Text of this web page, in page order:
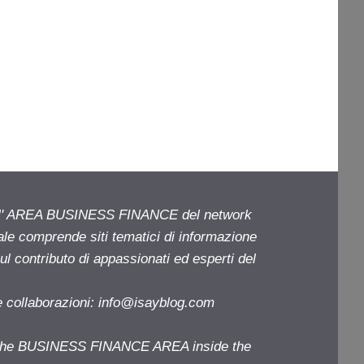
BUSINESS FINANCE del network
comprende siti tematici di informazione
contributo di appassionati ed esperti del
collaborazioni: info@isayblog.com
BUSINESS FINANCE AREA inside the